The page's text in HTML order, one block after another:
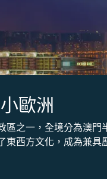
歐洲
區之一，全境分為澳
東西方文化，成為兼具